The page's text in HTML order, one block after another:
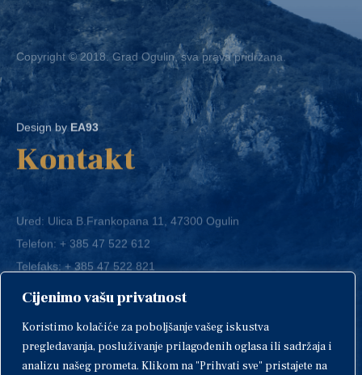
Cijenimo vašu privatnost
Koristimo kolačiće za poboljšanje vašeg iskustva
pregledavanja, posluživanje prilagođenih oglasa ili sadržaja i
analizu našeg prometa. Klikom na "Prihvati sve" pristajete na
Copyright © 2018. Grad Ogulin, sva prava pridržana.
Design byEA93
Kontakt
Ured: Ulica B.Frankopana 11, 47300 Ogulin
Telefon:+ 385 47 522 612
Telefaks:+ 385 47 522 821
E-mail:grad-ogulin@ogulin.hr